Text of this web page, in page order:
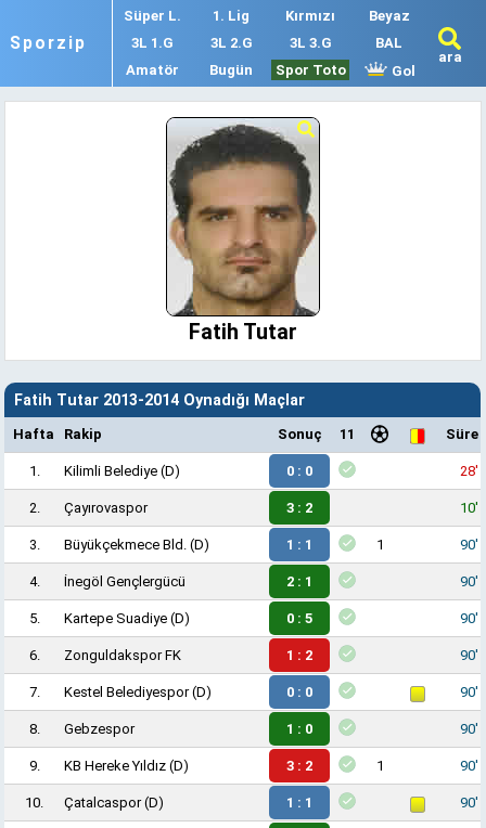
Sporzip
Süper L. 1. Lig Kırmızı
Beyaz
3L 1.G
3L 2.G 3L 3.G
BAL
Amatör
Bugün Spor Toto Gol
ara
Fatih Tutar
Fatih Tutar 2013-2014 Oynadığı Maçlar
Hafta Rakip Sonuç 11 Süre
1. Kilimli Belediye (D) 0 : 0 28'
2. Çayırovaspor 3 : 2 10'
3. Büyükçekmece Bld. (D) 1 : 1 1 90'
4. İnegöl Gençlergücü 2 : 1 90'
5. Kartepe Suadiye (D) 0 : 5 90'
6. Zonguldakspor FK 1 : 2 90'
7. Kestel Belediyespor(D) 0 : 0 90'
8. Gebzespor 1 : 0 90'
9. KB Hereke Yıldız (D) 3 : 2 1 90'
10. Çatalcaspor(D) 1 : 1 90'